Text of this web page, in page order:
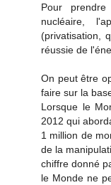
Pour
nucléaire,
(privatisation,
réussie de
On peut être
faire sur la
Lorsque le
2012 qui
1 million de
de la
chiffre donné
le Monde ne